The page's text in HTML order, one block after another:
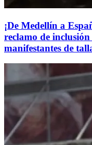
¡De Medellín a
reclamo de
manifestantes de